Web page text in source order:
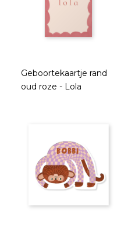
Geboortekaartje rand
oud roze - Lola